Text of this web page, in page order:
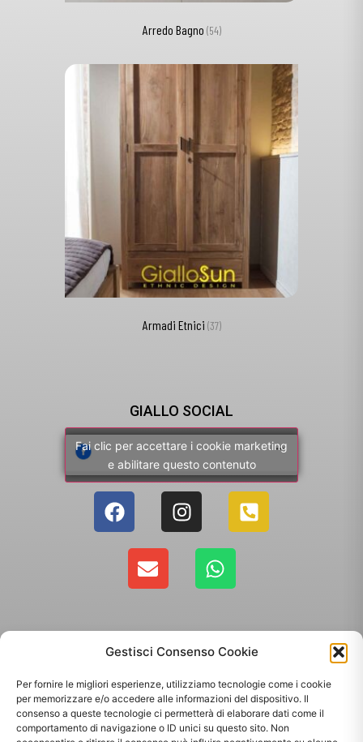
Gestisci Consenso Cookie
Per fornire le migliori esperienze, utilizziamo tecnologie come i cookie
per memorizzare e/o accedere alle informazioni del dispositivo. Il
consenso a queste tecnologie ci permetterà di elaborare dati come il
comportamento di navigazione o ID unici su questo sito. Non
Arredo Bagno (54)
Armadi Etnici (37)
GIALLO SOCIAL
Fai clic per accettare i cookie marketing
e abilitare questo contenuto